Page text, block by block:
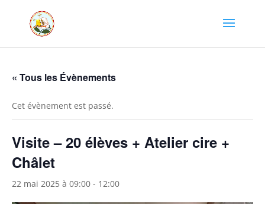
« Tous les Évènements
Cet évènement est passé.
Visite – 20 élèves + Atelier cire +
Châlet
22 mai 2025 à 09:00 - 12:00